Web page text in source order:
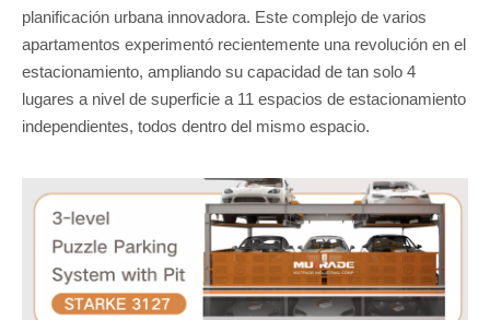
planificación urbana innovadora. Este complejo de varios
apartamentos experimentó recientemente una revolución en el
estacionamiento, ampliando su capacidad de tan solo 4
lugares a nivel de superficie a 11 espacios de estacionamiento
independientes, todos dentro del mismo espacio.